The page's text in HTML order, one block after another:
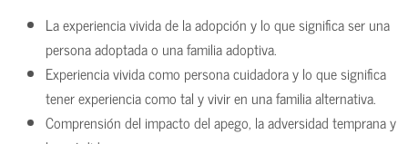
La experiencia vivida de la adopción y lo que significa ser una
persona adoptada o una familia adoptiva.
Experiencia vivida como persona cuidadora y lo que significa
tener experiencia como tal y vivir en una familia alternativa.
Comprensión del impacto del apego, la adversidad temprana y